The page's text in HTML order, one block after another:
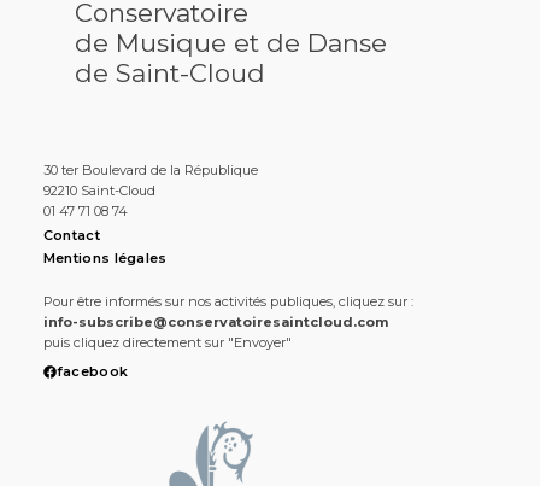
Conservatoire
de Musique et de Danse
de Saint-Cloud
30 ter Boulevard de la République
92210 Saint-Cloud
01 47 71 08 74
Contact
Mentions légales
Pour être informés sur nos activités publiques, cliquez sur :
info-subscribe@conservatoiresaintcloud.com
puis cliquez directement sur "Envoyer"
facebook